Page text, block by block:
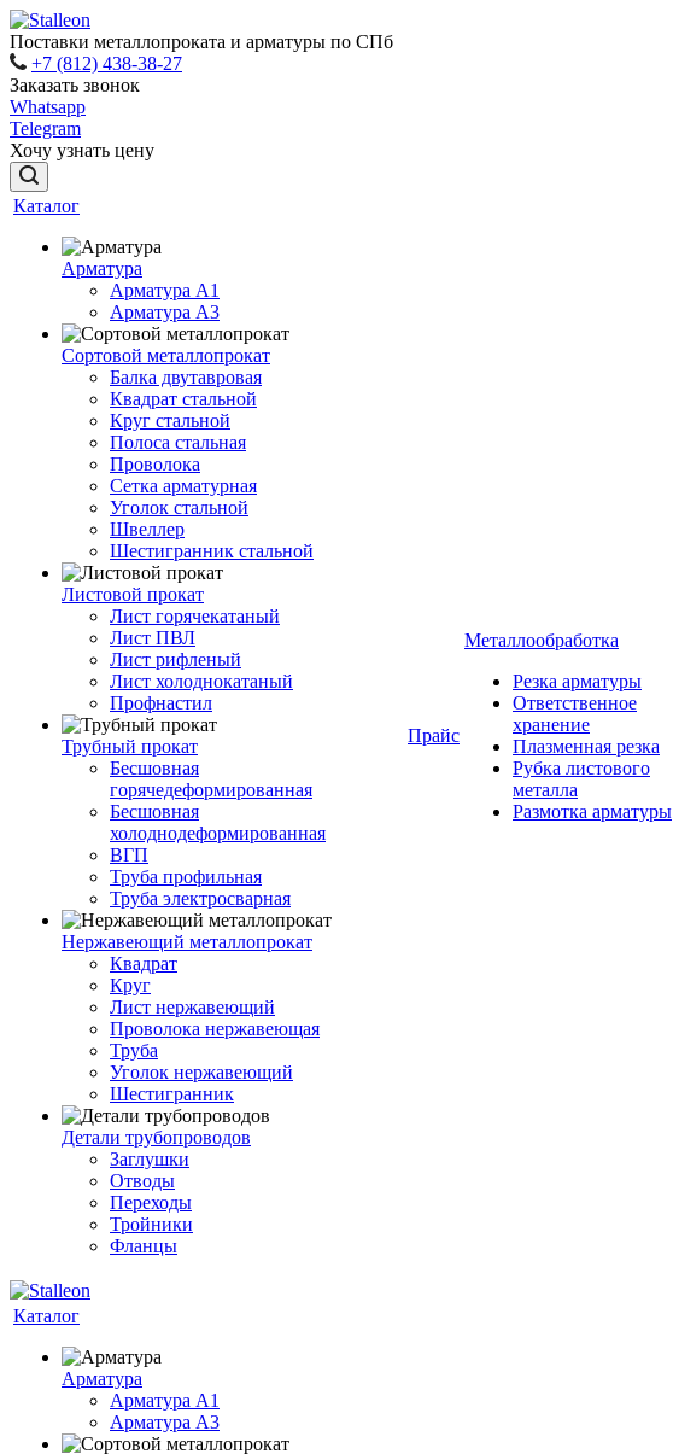
Поставки металлопроката и арматуры по СПб
+7 (812) 438-38-27
Заказать звонок
Whatsapp
Telegram
Хочу узнать цену
Каталог
Арматура
Арматура A1
Арматура А3
Сортовой металлопрокат
Балка двутавровая
Квадрат стальной
Круг стальной
Полоса стальная
Проволока
Сетка арматурная
Уголок стальной
Швеллер
Шестигранник стальной
Листовой прокат
Лист горячекатаный
Лист ПВЛ
Лист рифленый
Лист холоднокатаный
Профнастил
Трубный прокат
Бесшовная
горячедеформированная
Бесшовная
холоднодеформированная
ВГП
Труба профильная
Труба электросварная
Нержавеющий металлопрокат
Квадрат
Круг
Лист нержавеющий
Проволока нержавеющая
Труба
Уголок нержавеющий
Шестигранник
Детали трубопроводов
Заглушки
Отводы
Переходы
Тройники
Фланцы
Прайс
Металлообработка
Резка арматуры
Ответственное
хранение
Плазменная резка
Рубка листового
металла
Размотка арматуры
Каталог
Арматура
Арматура A1
Арматура А3